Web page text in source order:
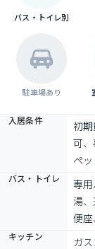
バス・トイレ別
駐車場あり
入居条件
初
可、
ペ
バス・トイレ
専
湯
便
キッチン ガ